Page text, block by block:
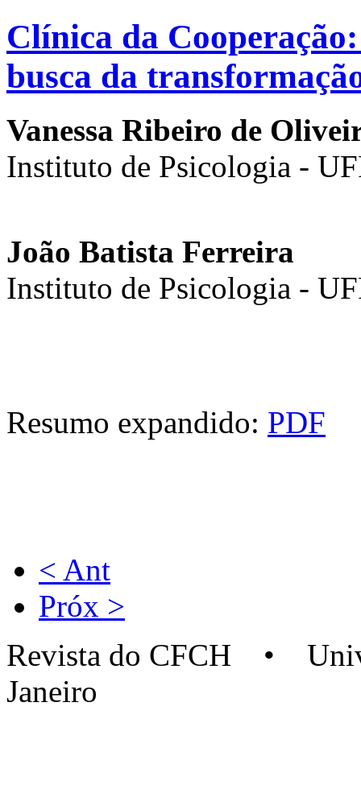
Clínica da
busca da
Vanessa Ribeiro de
Instituto de Psicologia -
João Batista Ferreira
Instituto de Psicologia -
Resumo expandido: PDF
< Ant
Próx >
Revista do CFCH •
Janeiro